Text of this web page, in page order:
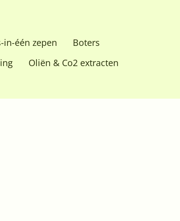
in-één zepen
Boters
Oliën & Co2 extracten